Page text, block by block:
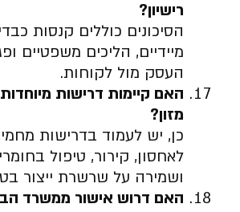
רישיון?
הסיכונים כוללים קנסות
מיידיים, הליכים משפטיים
העסק מול לקוחות.
האם קיימות דרישות
מזון?
כן, יש לעמוד בדרישות
לאחסון, קירור, טיפול
ושמירה על שרשרת ייצור
האם דרוש אישור ממשרד